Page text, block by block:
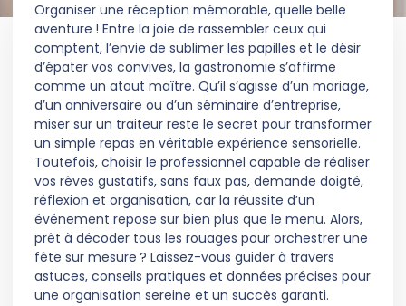
Organiser une réception mémorable, quelle belle
aventure ! Entre la joie de rassembler ceux qui
comptent, l’envie de sublimer les papilles et le désir
d’épater vos convives, la gastronomie s’affirme
comme un atout maître. Qu’il s’agisse d’un mariage,
d’un anniversaire ou d’un séminaire d’entreprise,
miser sur un traiteur reste le secret pour transformer
un simple repas en véritable expérience sensorielle.
Toutefois, choisir le professionnel capable de réaliser
vos rêves gustatifs, sans faux pas, demande doigté,
réflexion et organisation, car la réussite d’un
événement repose sur bien plus que le menu. Alors,
prêt à décoder tous les rouages pour orchestrer une
fête sur mesure ? Laissez-vous guider à travers
astuces, conseils pratiques et données précises pour
une organisation sereine et un succès garanti.